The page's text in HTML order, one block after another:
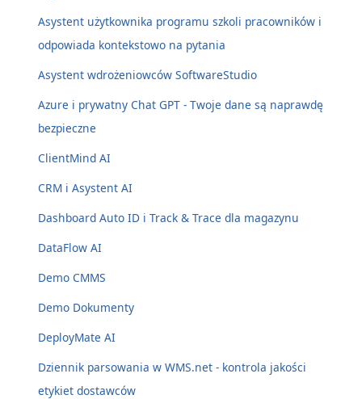
Asystent użytkownika programu szkoli pracowników i
odpowiada kontekstowo na pytania
Asystent wdrożeniowców SoftwareStudio
Azure i prywatny Chat GPT - Twoje dane są naprawdę
bezpieczne
ClientMind AI
CRM i Asystent AI
Dashboard Auto ID i Track & Trace dla magazynu
DataFlow AI
Demo CMMS
Demo Dokumenty
DeployMate AI
Dziennik parsowania w WMS.net - kontrola jakości
etykiet dostawców